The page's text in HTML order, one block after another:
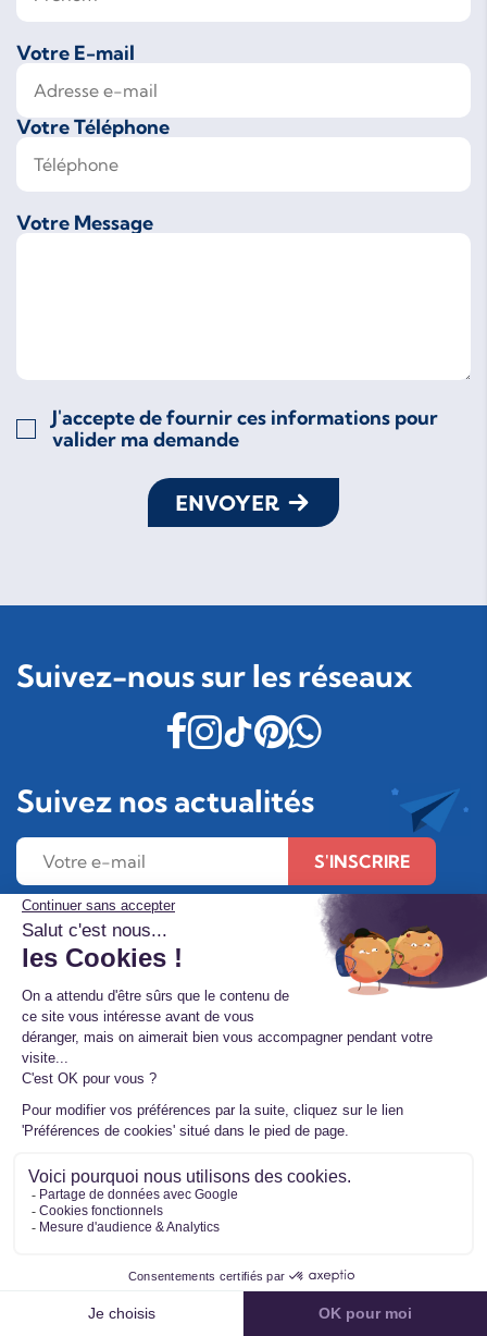
Votre E-mail
Votre Téléphone
Votre Message
J'accepte de fournir ces informations pour
valider ma demande
ENVOYER
Suivez-nous sur les réseaux
Suivez nos actualités
S'INSCRIRE
À propos de
Nous contacter
Étude FLASHS 2026
Étude IFOP